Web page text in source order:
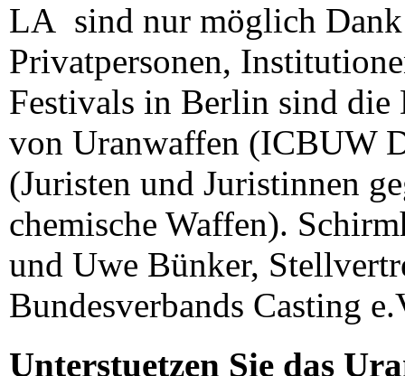
LA sind nur möglich Dank
Privatpersonen,
Festivals in Berlin sind
von Uranwaffen (ICBUW
(Juristen und Juristinnen
chemische Waffen).
und Uwe Bünker,
Bundesverbands Casting
Unterstuetzen Sie das